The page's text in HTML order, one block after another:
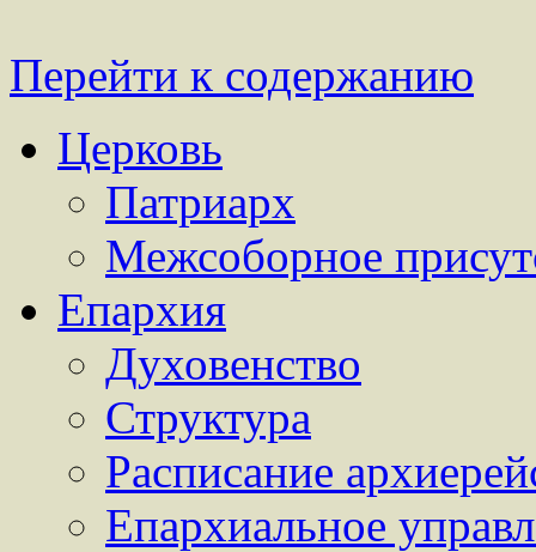
Перейти к содержанию
Церковь
Патриарх
Межсоборное
Епархия
Духовенство
Структура
Расписание
Епархиальное